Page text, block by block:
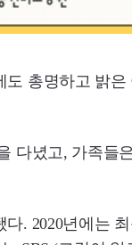
총명하고 밝은
다녔고, 가족들
. 2020년에는